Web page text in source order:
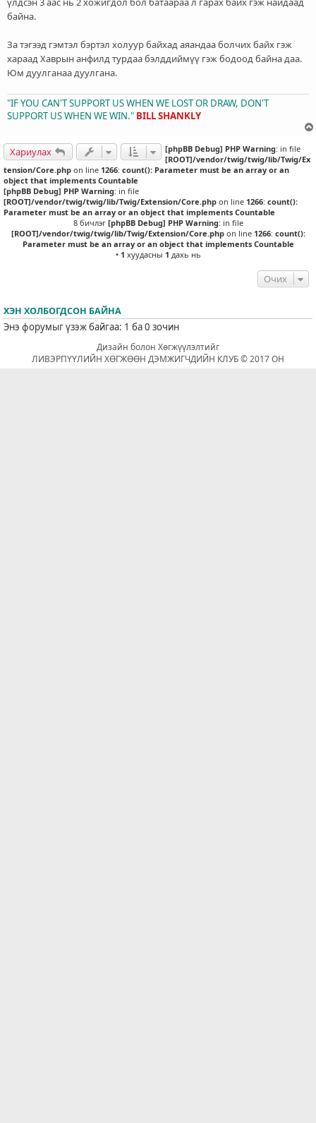
байна.
За тэгээд гэмтэл бэртэл холуур байхад аяандаа болчих байх гэж
хараад Хаврын анфилд турдаа бэлддиймүү гэж бодоод байна даа.
Юм дуулганаа дуулгана.
"IF YOU CAN'T SUPPORT US WHEN WE LOST OR DRAW, DON'T
SUPPORT US WHEN WE WIN." BILL SHANKLY
Хариулах [phpBB Debug] PHP Warning: in file
[ROOT]/vendor/twig/twig/lib/Twig/Ex
tension/Core.php on line 1266: count(): Parameter must be an array or an
object that implements Countable
[phpBB Debug] PHP Warning: in file
[ROOT]/vendor/twig/twig/lib/Twig/Extension/Core.php on line 1266: count():
Parameter must be an array or an object that implements Countable
8 бичлэг [phpBB Debug] PHP Warning: in file
[ROOT]/vendor/twig/twig/lib/Twig/Extension/Core.phpon line 1266: count():
Parameter must be an array or an object that implements Countable
• 1 хуудасны 1 дахь нь
Очих
ХЭН ХОЛБОГДСОН БАЙНА
Энэ форумыг үзэж байгаа: 1 ба 0 зочин
Дизайн болон Хөгжүүлэлтийг
ЛИВЭРПҮҮЛИЙН ХӨГЖӨӨН ДЭМЖИГЧДИЙН КЛУБ © 2017 ОН